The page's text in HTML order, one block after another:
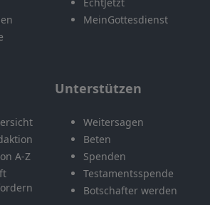
EchtJetzt
MeinGottesdienst
A-Z
Unterstützen
Weitersagen
Beten
Spenden
Testamentsspende
Botschafter werden